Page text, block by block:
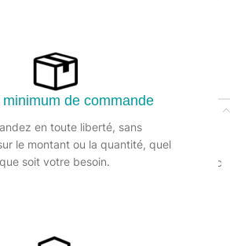
minimum de commande
en toute liberté, sans
le montant ou la quantité, quel
que soit votre besoin.
est une perche télescopique
légère et résistante.
en deux ou trois composants, avec
: